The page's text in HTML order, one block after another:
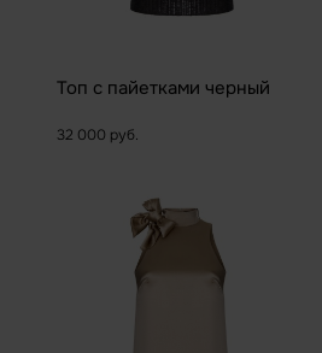
Топ с пайетками черный
32 000 руб.